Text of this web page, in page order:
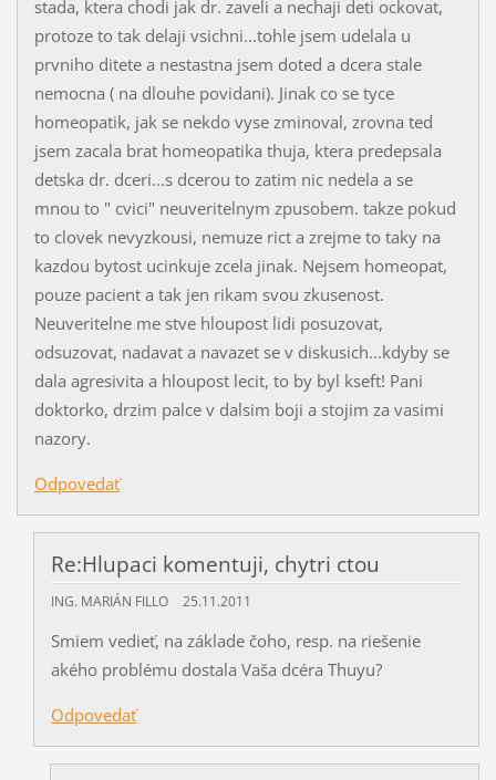
stada, ktera chodi jak dr. zaveli a nechaji deti ockovat,
protoze to tak delaji vsichni...tohle jsem udelala u
prvniho ditete a nestastna jsem doted a dcera stale
nemocna ( na dlouhe povidani). Jinak co se tyce
homeopatik, jak se nekdo vyse zminoval, zrovna ted
jsem zacala brat homeopatika thuja, ktera predepsala
detska dr. dceri...s dcerou to zatim nic nedela a se
mnou to " cvici" neuveritelnym zpusobem. takze pokud
to clovek nevyzkousi, nemuze rict a zrejme to taky na
kazdou bytost ucinkuje zcela jinak. Nejsem homeopat,
pouze pacient a tak jen rikam svou zkusenost.
Neuveritelne me stve hloupost lidi posuzovat,
odsuzovat, nadavat a navazet se v diskusich...kdyby se
dala agresivita a hloupost lecit, to by byl kseft! Pani
doktorko, drzim palce v dalsim boji a stojim za vasimi
nazory.
Odpovedať
Re:Hlupaci komentuji, chytri ctou
ING. MARIÁN FILLO 25.11.2011
Smiem vedieť, na základe čoho, resp. na riešenie
akého problému dostala Vaša dcéra Thuyu?
Odpovedať